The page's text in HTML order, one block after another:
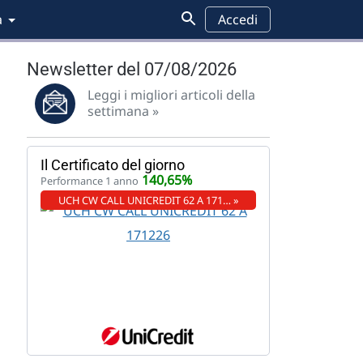
Accedi
Newsletter del 07/08/2026
Leggi i migliori articoli della
settimana »
Il Certificato del giorno
Performance 1 anno 140,65%
UCH CW CALL UNICREDIT 62 A 171… »